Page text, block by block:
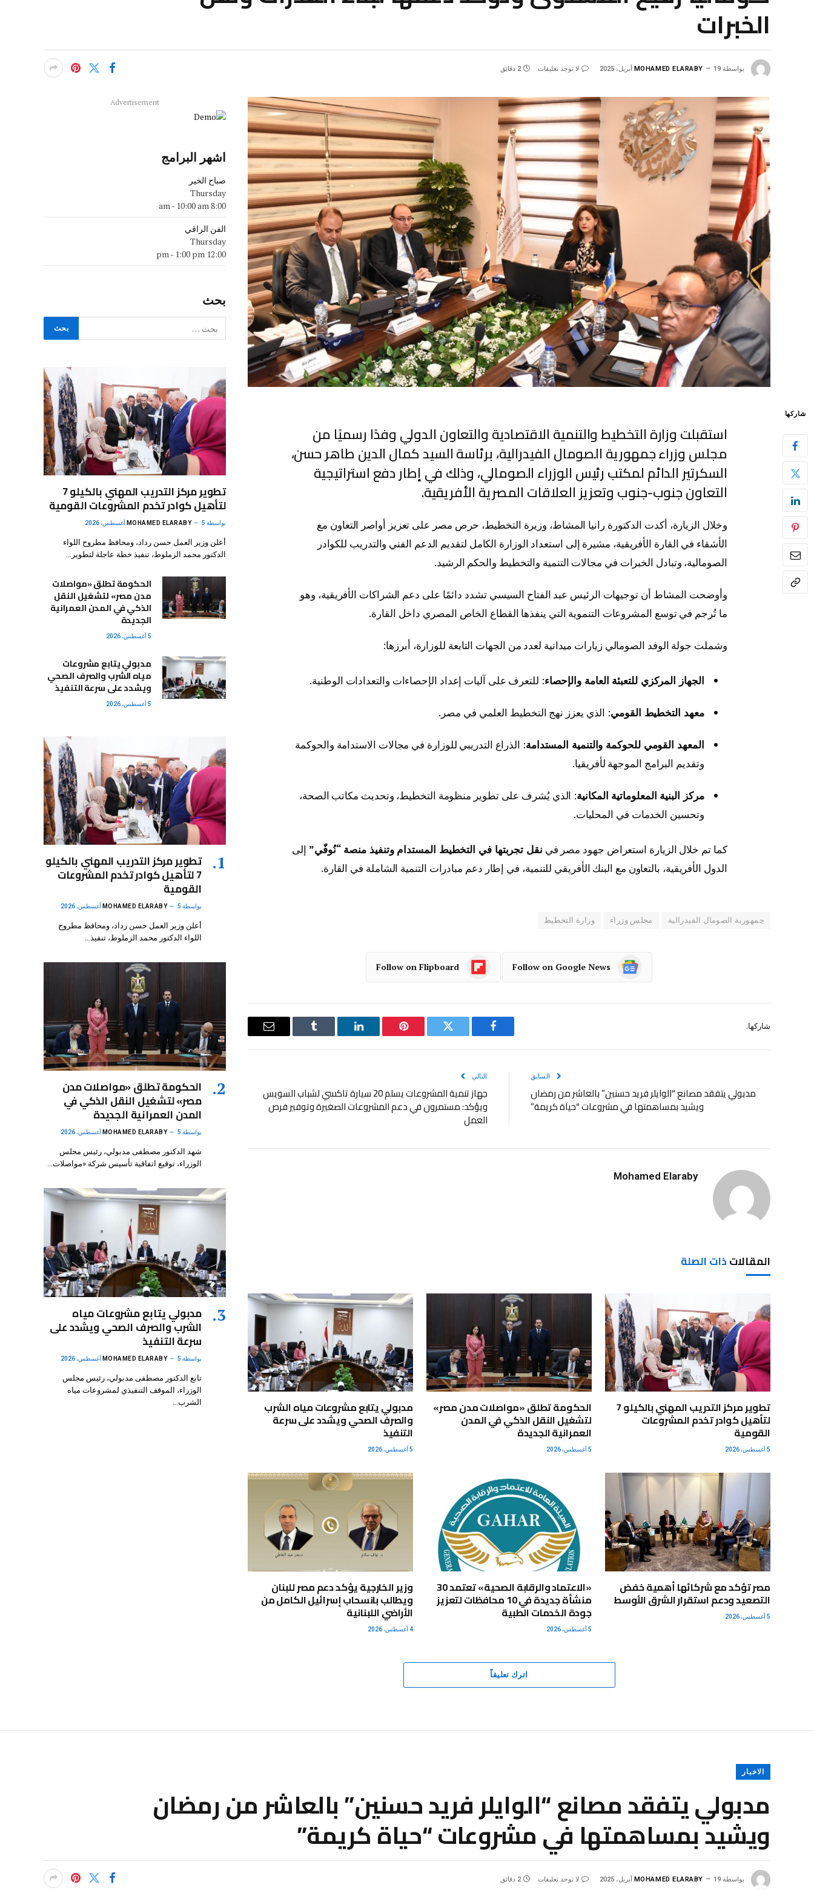
الخبرات
بواسطة MOHAMED ELARABY 19 أبريل، 2025 لا توجد تعليقات 2 دقائق
شاركها
استقبلت وزارة التخطيط والتنمية الاقتصادية والتعاون الدولي وفدًا رسميًا من
مجلس وزراء جمهورية الصومال الفيدرالية، برئاسة السيد كمال الدين طاهر حسن،
السكرتير الدائم لمكتب رئيس الوزراء الصومالي، وذلك في إطار دفع استراتيجية
التعاون جنوب-جنوب وتعزيز العلاقات المصرية الأفريقية.
وخلال الزيارة، أكدت الدكتورة رانيا المشاط، وزيرة التخطيط، حرص مصر على تعزيز أواصر التعاون مع
الأشقاء في القارة الأفريقية، مشيرة إلى استعداد الوزارة الكامل لتقديم الدعم الفني والتدريب للكوادر
الصومالية، وتبادل الخبرات في مجالات التنمية والتخطيط والحكم الرشيد.
وأوضحت المشاط أن توجيهات الرئيس عبد الفتاح السيسي تشدد دائمًا على دعم الشراكات الأفريقية، وهو
ما تُرجم في توسع المشروعات التنموية التي ينفذها القطاع الخاص المصري داخل القارة.
وشملت جولة الوفد الصومالي زيارات ميدانية لعدد من الجهات التابعة للوزارة، أبرزها:
الجهاز المركزي للتعبئة العامة والإحصاء: للتعرف على آليات إعداد الإحصاءات والتعدادات الوطنية.
معهد التخطيط القومي: الذي يعزز نهج التخطيط العلمي في مصر.
المعهد القومي للحوكمة والتنمية المستدامة: الذراع التدريبي للوزارة في مجالات الاستدامة والحوكمة
وتقديم البرامج الموجهة لأفريقيا.
مركز البنية المعلوماتية المكانية: الذي يُشرف على تطوير منظومة التخطيط، وتحديث مكاتب الصحة،
وتحسين الخدمات في المحليات.
كما تم خلال الزيارة استعراض جهود مصر في نقل تجربتها في التخطيط المستدام وتنفيذ منصة “نُوفّي” إلى
الدول الأفريقية، بالتعاون مع البنك الأفريقي للتنمية، في إطار دعم مبادرات التنمية الشاملة في القارة.
جمهورية الصومال الفيدرالية مجلس وزراء وزارة التخطيط
Follow on Google News
Follow on Flipboard
شاركها.
فيسبوك
تويتر بينتيريستلينكدإن Tumblr
البريد
الإلكتروني
السابق
مدبولي يتفقد مصانع “الوايلر فريد حسنين” بالعاشر من رمضان
ويشيد بمساهمتها في مشروعات “حياة كريمة”
التالي
جهاز تنمية المشروعات يسلم 20 سيارة تاكسي لشباب السويس
ويؤكد: مستمرون في دعم المشروعات الصغيرة وتوفير فرص
العمل
Mohamed Elaraby
المقالاتذات الصلة
تطوير مركز التدريب المهني بالكيلو 7
لتأهيل كوادر تخدم المشروعات
القومية
5 أغسطس، 2026
الحكومة تطلق «مواصلات مدن مصر»
لتشغيل النقل الذكي في المدن
العمرانية الجديدة
5 أغسطس، 2026
مدبولي يتابع مشروعات مياه الشرب
والصرف الصحي ويشدد على سرعة
التنفيذ
5 أغسطس، 2026
مصر تؤكد مع شركائها أهمية خفض
التصعيد ودعم استقرار الشرق الأوسط
5 أغسطس، 2026
«الاعتماد والرقابة الصحية» تعتمد 30
منشأة جديدة في 10 محافظات لتعزيز
جودة الخدمات الطبية
5 أغسطس، 2026
وزير الخارجية يؤكد دعم مصر للبنان
ويطالب بانسحاب إسرائيل الكامل من
الأراضي اللبنانية
4 أغسطس، 2026
اترك تعليقاً
Advertisement
اشهر البرامج
صباح الخير
Thursday
8:00 am
- 10:00 am
الفن الراقي
Thursday
12:00 pm
- 1:00 pm
بحث
تطوير مركز التدريب المهني بالكيلو 7
لتأهيل كوادر تخدم المشروعات القومية
بواسطة MOHAMED ELARABY 5 أغسطس، 2026
أعلن وزير العمل حسن رداد، ومحافظ مطروح اللواء
الدكتور محمد الزملوط، تنفيذ خطة عاجلة لتطوير…
الحكومة تطلق «مواصلات
مدن مصر» لتشغيل النقل
الذكي في المدن العمرانية
الجديدة
5 أغسطس، 2026
مدبولي يتابع مشروعات
مياه الشرب والصرف الصحي
ويشدد على سرعة التنفيذ
5 أغسطس، 2026
تطوير مركز التدريب المهني بالكيلو
7 لتأهيل كوادر تخدم المشروعات
القومية
بواسطة MOHAMED ELARABY 5 أغسطس، 2026
أعلن وزير العمل حسن رداد، ومحافظ مطروح
اللواء الدكتور محمد الزملوط، تنفيذ…
الحكومة تطلق «مواصلات مدن
مصر» لتشغيل النقل الذكي في
المدن العمرانية الجديدة
بواسطة MOHAMED ELARABY 5 أغسطس، 2026
شهد الدكتور مصطفى مدبولي، رئيس مجلس
الوزراء، توقيع اتفاقية تأسيس شركة «مواصلات…
مدبولي يتابع مشروعات مياه
الشرب والصرف الصحي ويشدد على
سرعة التنفيذ
بواسطة MOHAMED ELARABY 5 أغسطس، 2026
تابع الدكتور مصطفى مدبولي، رئيس مجلس
الوزراء، الموقف التنفيذي لمشروعات مياه
الشرب…
الاخبار
مدبولي يتفقد مصانع “الوايلر فريد حسنين” بالعاشر من رمضان
ويشيد بمساهمتها في مشروعات “حياة كريمة”
بواسطة MOHAMED ELARABY 19 أبريل، 2025 لا توجد تعليقات 2 دقائق